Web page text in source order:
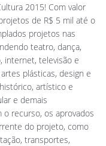
2015! Com valor
de R$ 5 mil até o
projetos nas
teatro, dança,
internet, televisão e
plásticas, design e
artístico e
e demais
recurso, os aprovados
do projeto, como
transportes,